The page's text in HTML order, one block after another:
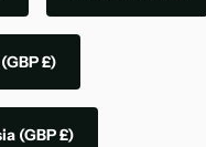
(GBP £)
(GBP £)